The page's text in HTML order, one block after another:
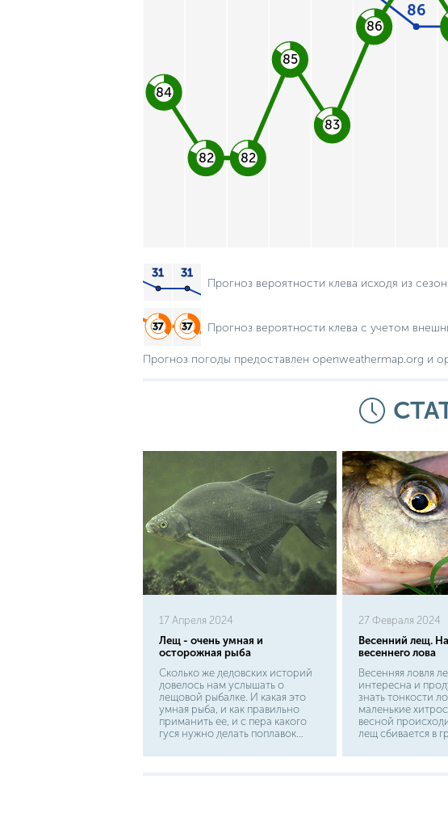
86
84
82 82
85
83
86
Прогноз вероятности клева исходя из
Прогноз вероятности клева с учетом
Прогноз погоды предоставлен openweathermap.org и
17 Апреля 2024
Лещ - очень умная и
осторожная рыба
Сколько же дедовских историй
довелось нам услышать о
лещовой рыбалке. И какая это
умная рыба, и как правильно
приманить ее, и с пера какого
гуся нужно делать поплавок...
что лещ - наша гордость.
27 Февраля 2024
Весенний лещ.
весеннего лова
Весенняя ловля
интересна и
знать тонкости
маленькие
весной
лещ сбивается в
пропитания, что